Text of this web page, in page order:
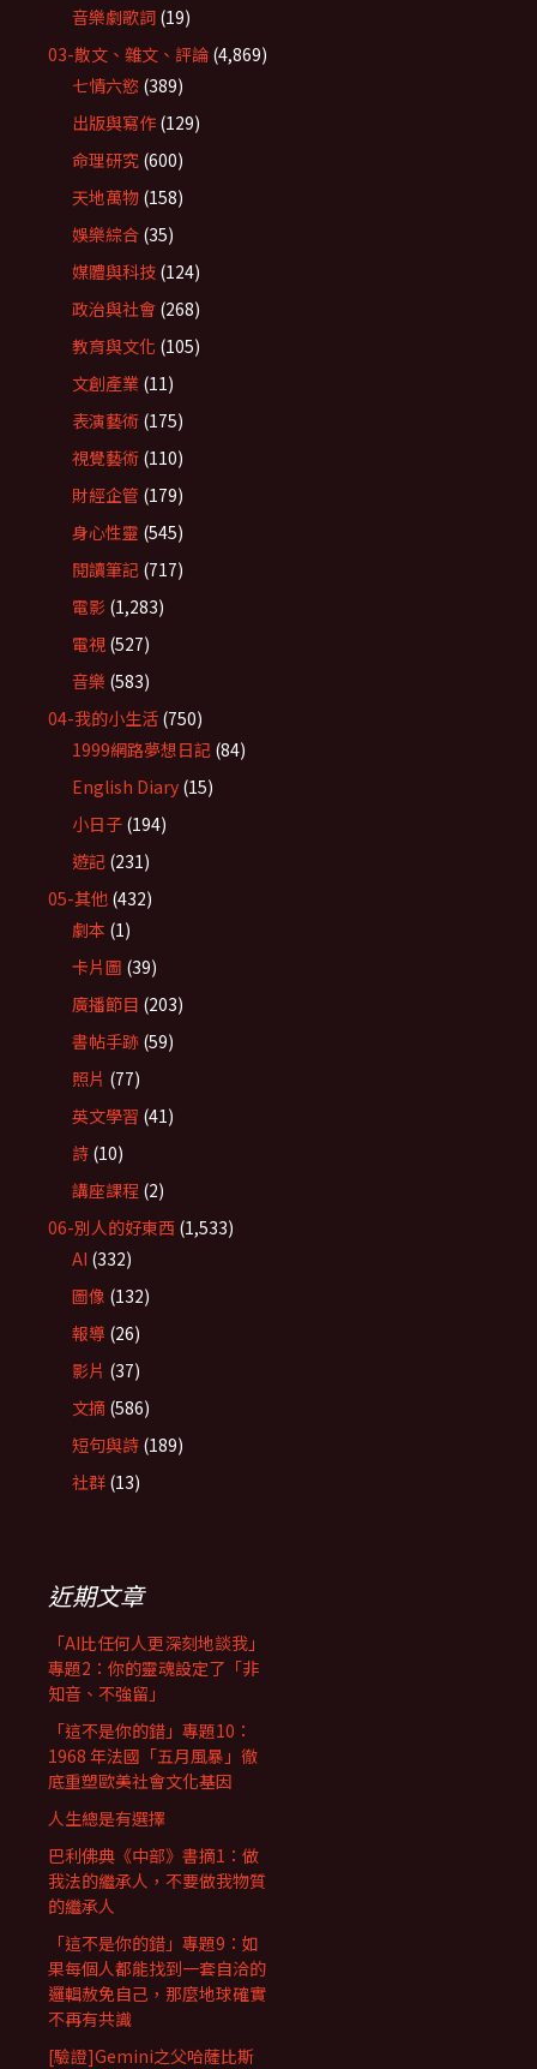
音樂劇歌詞 (19)
03-散文、雜文、評論 (4,869)
七情六慾 (389)
出版與寫作 (129)
命理研究 (600)
天地萬物 (158)
娛樂綜合 (35)
媒體與科技 (124)
政治與社會 (268)
教育與文化 (105)
文創產業 (11)
表演藝術 (175)
視覺藝術 (110)
財經企管 (179)
身心性靈 (545)
閱讀筆記 (717)
電影 (1,283)
電視 (527)
音樂 (583)
04-我的小生活 (750)
1999網路夢想日記 (84)
English Diary (15)
小日子 (194)
遊記 (231)
05-其他 (432)
劇本 (1)
卡片圖 (39)
廣播節目 (203)
書帖手跡 (59)
照片 (77)
英文學習 (41)
詩 (10)
講座課程 (2)
06-別人的好東西 (1,533)
AI (332)
圖像 (132)
報導 (26)
影片 (37)
文摘 (586)
短句與詩 (189)
社群 (13)
近期文章
「AI比任何人更深刻地談我」
專題2：你的靈魂設定了「非
知音、不強留」
「這不是你的錯」專題10：
1968 年法國「五月風暴」徹
底重塑歐美社會文化基因
人生總是有選擇
巴利佛典《中部》書摘1：做
我法的繼承人，不要做我物質
的繼承人
「這不是你的錯」專題9：如
果每個人都能找到一套自洽的
邏輯赦免自己，那麼地球確實
不再有共識
[驗證]Gemini之父哈薩比斯